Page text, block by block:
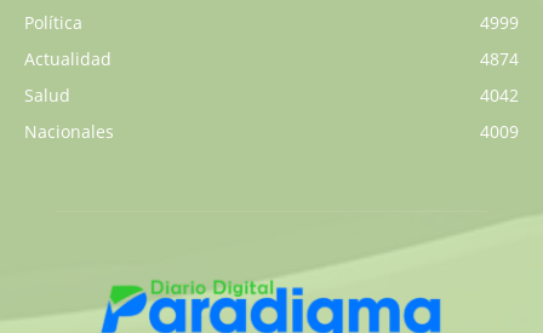
Política
4999
Actualidad
4874
Salud
4042
Nacionales
4009